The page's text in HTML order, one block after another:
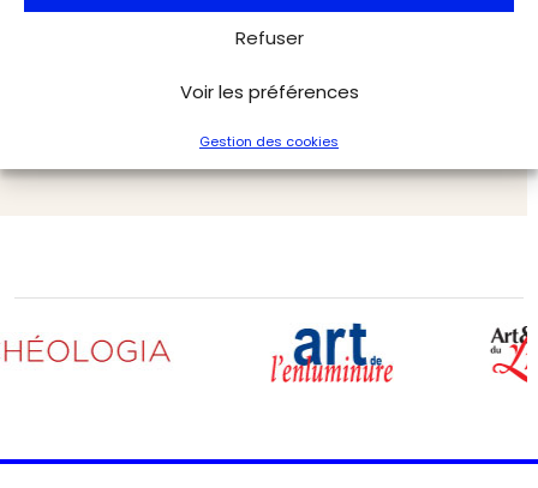
Refuser
Voir les préférences
Gestion des cookies
Le corps et l’âme. De Donatello à Michel‑Ange,
Entretien avec le commissaire de l’exposition